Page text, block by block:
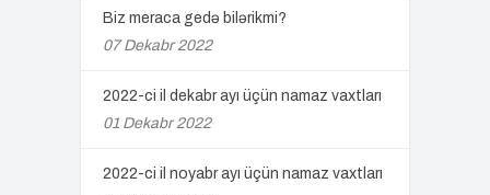
Biz meraca gedə bilərikmi?
07 Dekabr 2022
2022-ci il dekabr ayı üçün namaz vaxtları
01 Dekabr 2022
2022-ci il noyabr ayı üçün namaz vaxtları